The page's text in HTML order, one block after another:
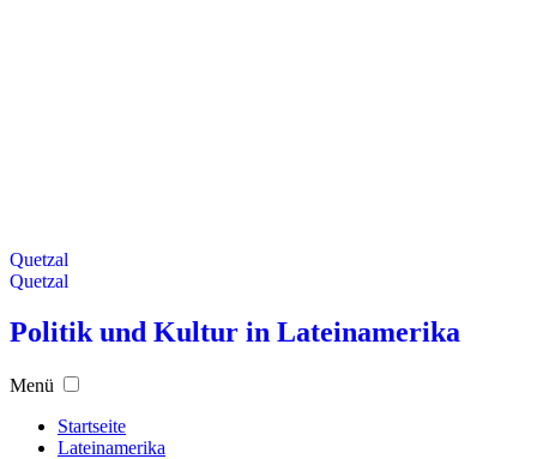
Quetzal
Quetzal
Politik und Kultur in Lateinamerika
Menü
Startseite
Lateinamerika